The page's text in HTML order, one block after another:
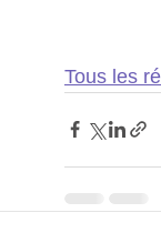
Tous les